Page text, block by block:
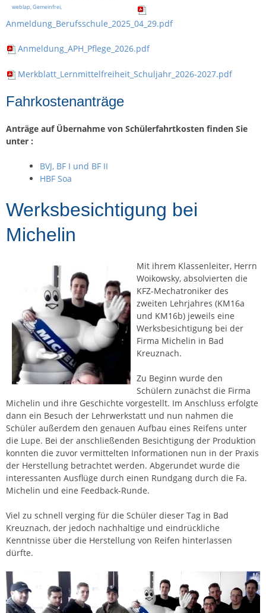
weblap, Gemeinfrei,
Anmeldung_Berufsschule_2025_04_29.pdf
Anmeldung_APH_Pflege_2026.pdf
Merkblatt_Lernmittelfreiheit_Schuljahr_2026-2027.pdf
Fahrkostenanträge
Anträge auf Übernahme von Schülerfahrtkosten finden Sie
unter :
BVJ, BF I und BF II
HBF Soa
Werksbesichtigung bei
Michelin
Mit ihrem Klassenleiter, Herrn
Woikowsky, absolvierten die
KFZ-Mechatroniker des
zweiten Lehrjahres (KM16a
und KM16b) jeweils eine
Werksbesichtigung bei der
Firma Michelin in Bad
Kreuznach.
Zu Beginn wurde den
Schülern zunächst die Firma
Michelin und ihre Geschichte vorgestellt. Im Anschluss erfolgte
dann ein Besuch der Lehrwerkstatt und nun nahmen die
Schüler außerdem den genauen Aufbau eines Reifens unter
die Lupe. Bei der anschließenden Besichtigung der Produktion
konnten die zuvor vermittelten Informationen nun in der Praxis
der Herstellung betrachtet werden. Abgerundet wurde die
interessanten Ausflüge durch einen Rundgang durch die Fa.
Michelin und eine Feedback-Runde.
Viel zu schnell verging für die Schüler dieser Tag in Bad
Kreuznach, der jedoch nachhaltige und eindrückliche
Kenntnisse über die Herstellung von Reifen hinterlassen
dürfte.